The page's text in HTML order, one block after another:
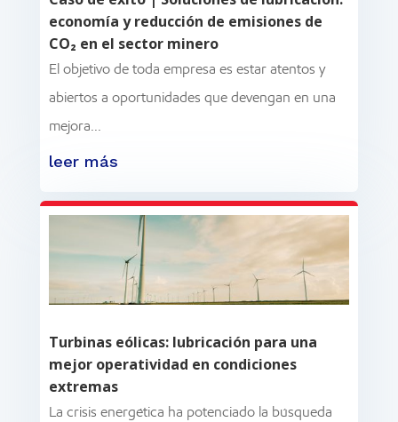
economía y reducción de emisiones de
CO₂ en el sector minero
El objetivo de toda empresa es estar atentos y
abiertos a oportunidades que devengan en una
mejora...
leer más
Turbinas eólicas: lubricación para una
mejor operatividad en condiciones
extremas
La crisis energética ha potenciado la búsqueda